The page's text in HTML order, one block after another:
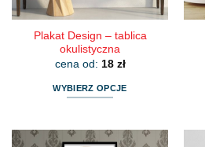
Plakat Design – tablica
okulistyczna
cena od: 18 zł
WYBIERZ OPCJE
ma